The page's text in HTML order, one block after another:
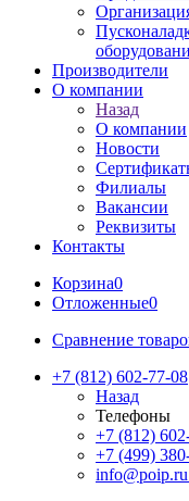
Производители
О компании
Назад
О компании
Новости
Филиалы
Вакансии
Реквизиты
Контакты
Корзина0
Отложенные0
Сравнение
+7 (812) 602-77-08
Назад
Телефоны
+7 (812)
+7 (499)
info@poip.ru